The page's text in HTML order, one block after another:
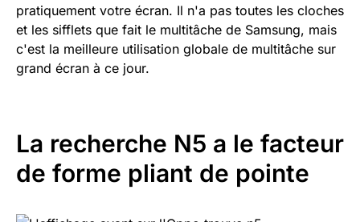
pratiquement votre écran. Il n'a pas toutes les cloches
et les sifflets que fait le multitâche de Samsung, mais
c'est la meilleure utilisation globale de multitâche sur
grand écran à ce jour.
La recherche N5 a le facteur
de forme pliant de pointe